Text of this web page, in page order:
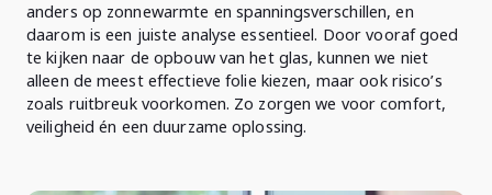
anders op zonnewarmte en spanningsverschillen, en
daarom is een juiste analyse essentieel. Door vooraf goed
te kijken naar de opbouw van het glas, kunnen we niet
alleen de meest effectieve folie kiezen, maar ook risico’s
zoals ruitbreuk voorkomen. Zo zorgen we voor comfort,
veiligheid én een duurzame oplossing.